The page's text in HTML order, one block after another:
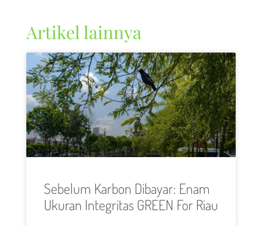
Artikel lainnya
Sebelum Karbon Dibayar: Enam
Ukuran Integritas GREEN For Riau